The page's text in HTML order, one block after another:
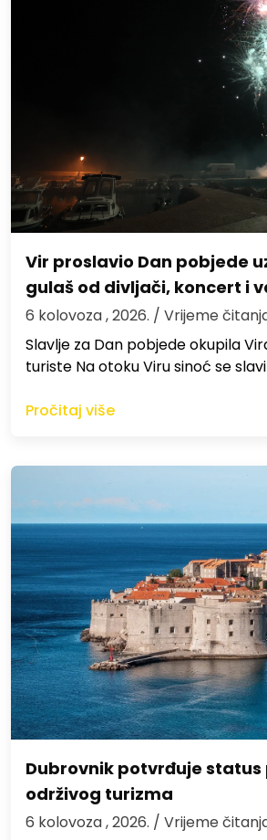
Vir proslavio Dan pobjede
gulaš od divljači, koncert i
6 kolovoza , 2026. / Vrijeme
Slavlje za Dan pobjede okupila
turiste Na otoku Viru sinoć se
Pročitaj više
Dubrovnik potvrđuje
održivog turizma
6 kolovoza , 2026. / Vrijeme